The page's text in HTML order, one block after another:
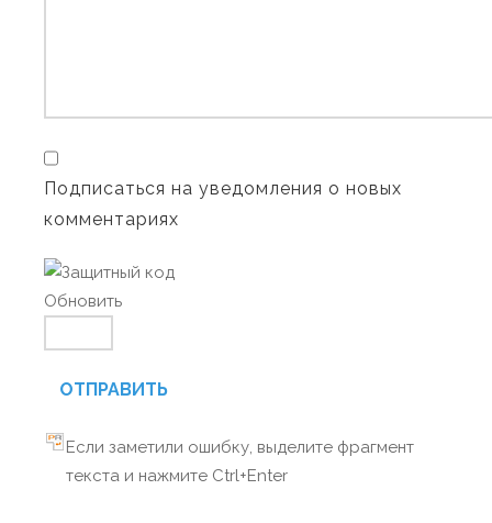
Подписаться на уведомления о новых
комментариях
Обновить
ОТПРАВИТЬ
Если заметили ошибку, выделите фрагмент
текста и нажмите Ctrl+Enter